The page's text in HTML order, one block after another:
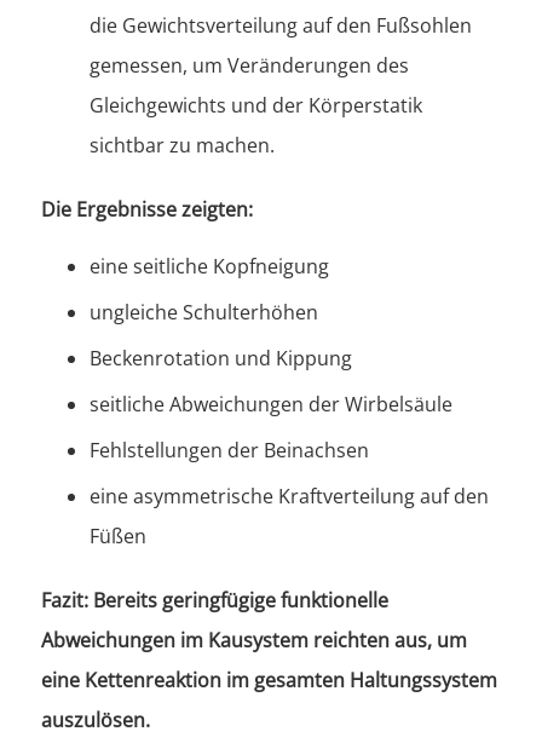
die Gewichtsverteilung auf den Fußsohlen
gemessen, um Veränderungen des
Gleichgewichts und der Körperstatik
sichtbar zu machen.
Die Ergebnisse zeigten:
eine seitliche Kopfneigung
ungleiche Schulterhöhen
Beckenrotation und Kippung
seitliche Abweichungen der Wirbelsäule
Fehlstellungen der Beinachsen
eine asymmetrische Kraftverteilung auf den
Füßen
Fazit: Bereits geringfügige funktionelle
Abweichungen im Kausystem reichten aus, um
eine Kettenreaktion im gesamten Haltungssystem
auszulösen.